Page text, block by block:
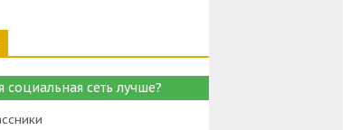
социальная сеть лучше?